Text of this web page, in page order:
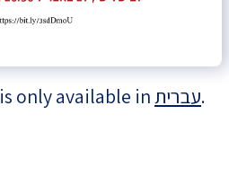
only available in עברית.